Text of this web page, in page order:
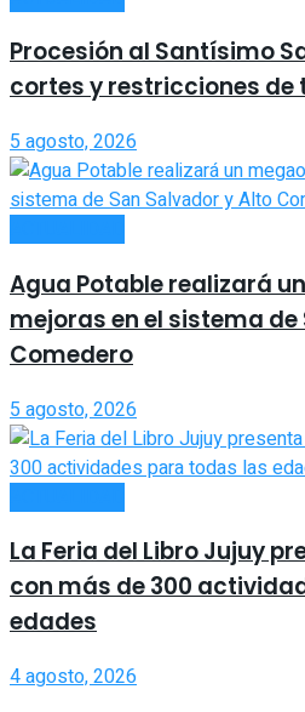
Procesión al Santísimo
cortes y restricciones de
5 agosto, 2026
Agua Potable realizará
mejoras en el sistema
Comedero
5 agosto, 2026
La Feria del Libro Jujuy
con más de 300
edades
4 agosto, 2026